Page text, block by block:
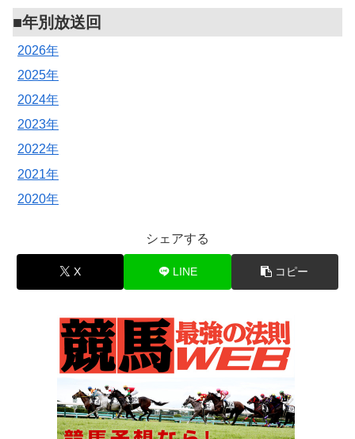
■年別放送回
2026年
2025年
2024年
2023年
2022年
2021年
2020年
シェアする
X LINE コピー